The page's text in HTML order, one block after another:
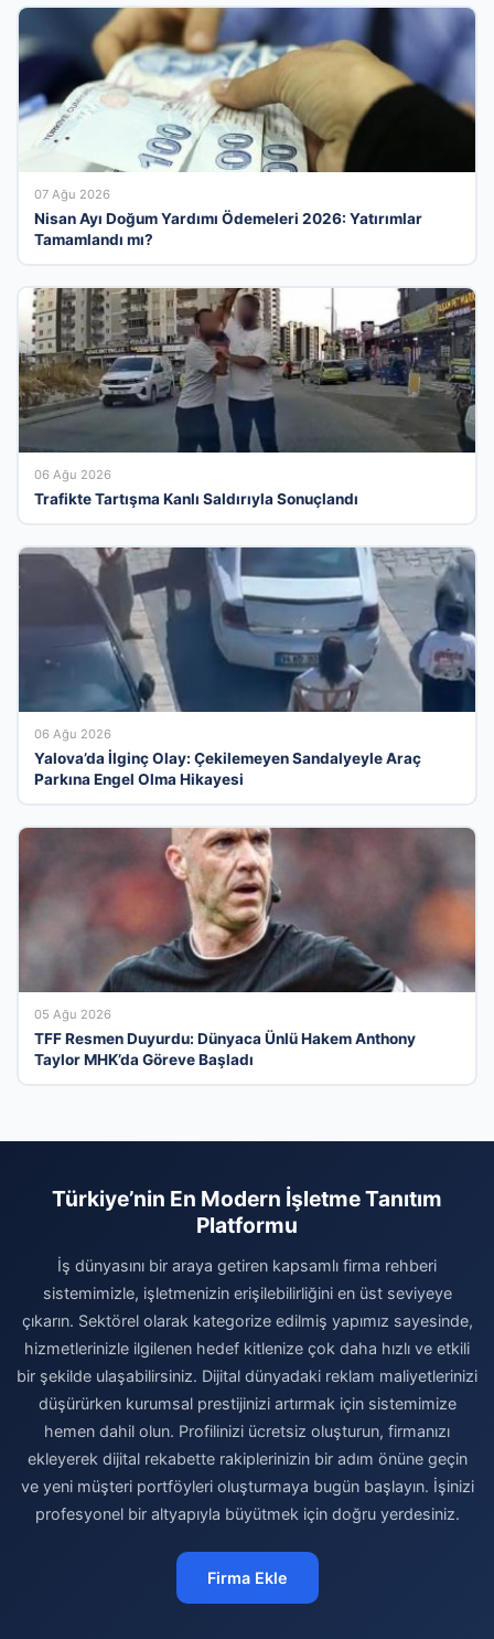
07 Ağu 2026
Nisan Ayı Doğum Yardımı Ödemeleri 2026: Yatırımlar
Tamamlandı mı?
06 Ağu 2026
Trafikte Tartışma Kanlı Saldırıyla Sonuçlandı
06 Ağu 2026
Yalova’da İlginç Olay: Çekilemeyen Sandalyeyle Araç
Parkına Engel Olma Hikayesi
05 Ağu 2026
TFF Resmen Duyurdu: Dünyaca Ünlü Hakem Anthony
Taylor MHK’da Göreve Başladı
Türkiye’nin En Modern İşletme Tanıtım
Platformu
İş dünyasını bir araya getiren kapsamlı firma rehberi
sistemimizle, işletmenizin erişilebilirliğini en üst seviyeye
çıkarın. Sektörel olarak kategorize edilmiş yapımız sayesinde,
hizmetlerinizle ilgilenen hedef kitlenize çok daha hızlı ve etkili
bir şekilde ulaşabilirsiniz. Dijital dünyadaki reklam maliyetlerinizi
düşürürken kurumsal prestijinizi artırmak için sistemimize
hemen dahil olun. Profilinizi ücretsiz oluşturun, firmanızı
ekleyerek dijital rekabette rakiplerinizin bir adım önüne geçin
ve yeni müşteri portföyleri oluşturmaya bugün başlayın. İşinizi
profesyonel bir altyapıyla büyütmek için doğru yerdesiniz.
Firma Ekle